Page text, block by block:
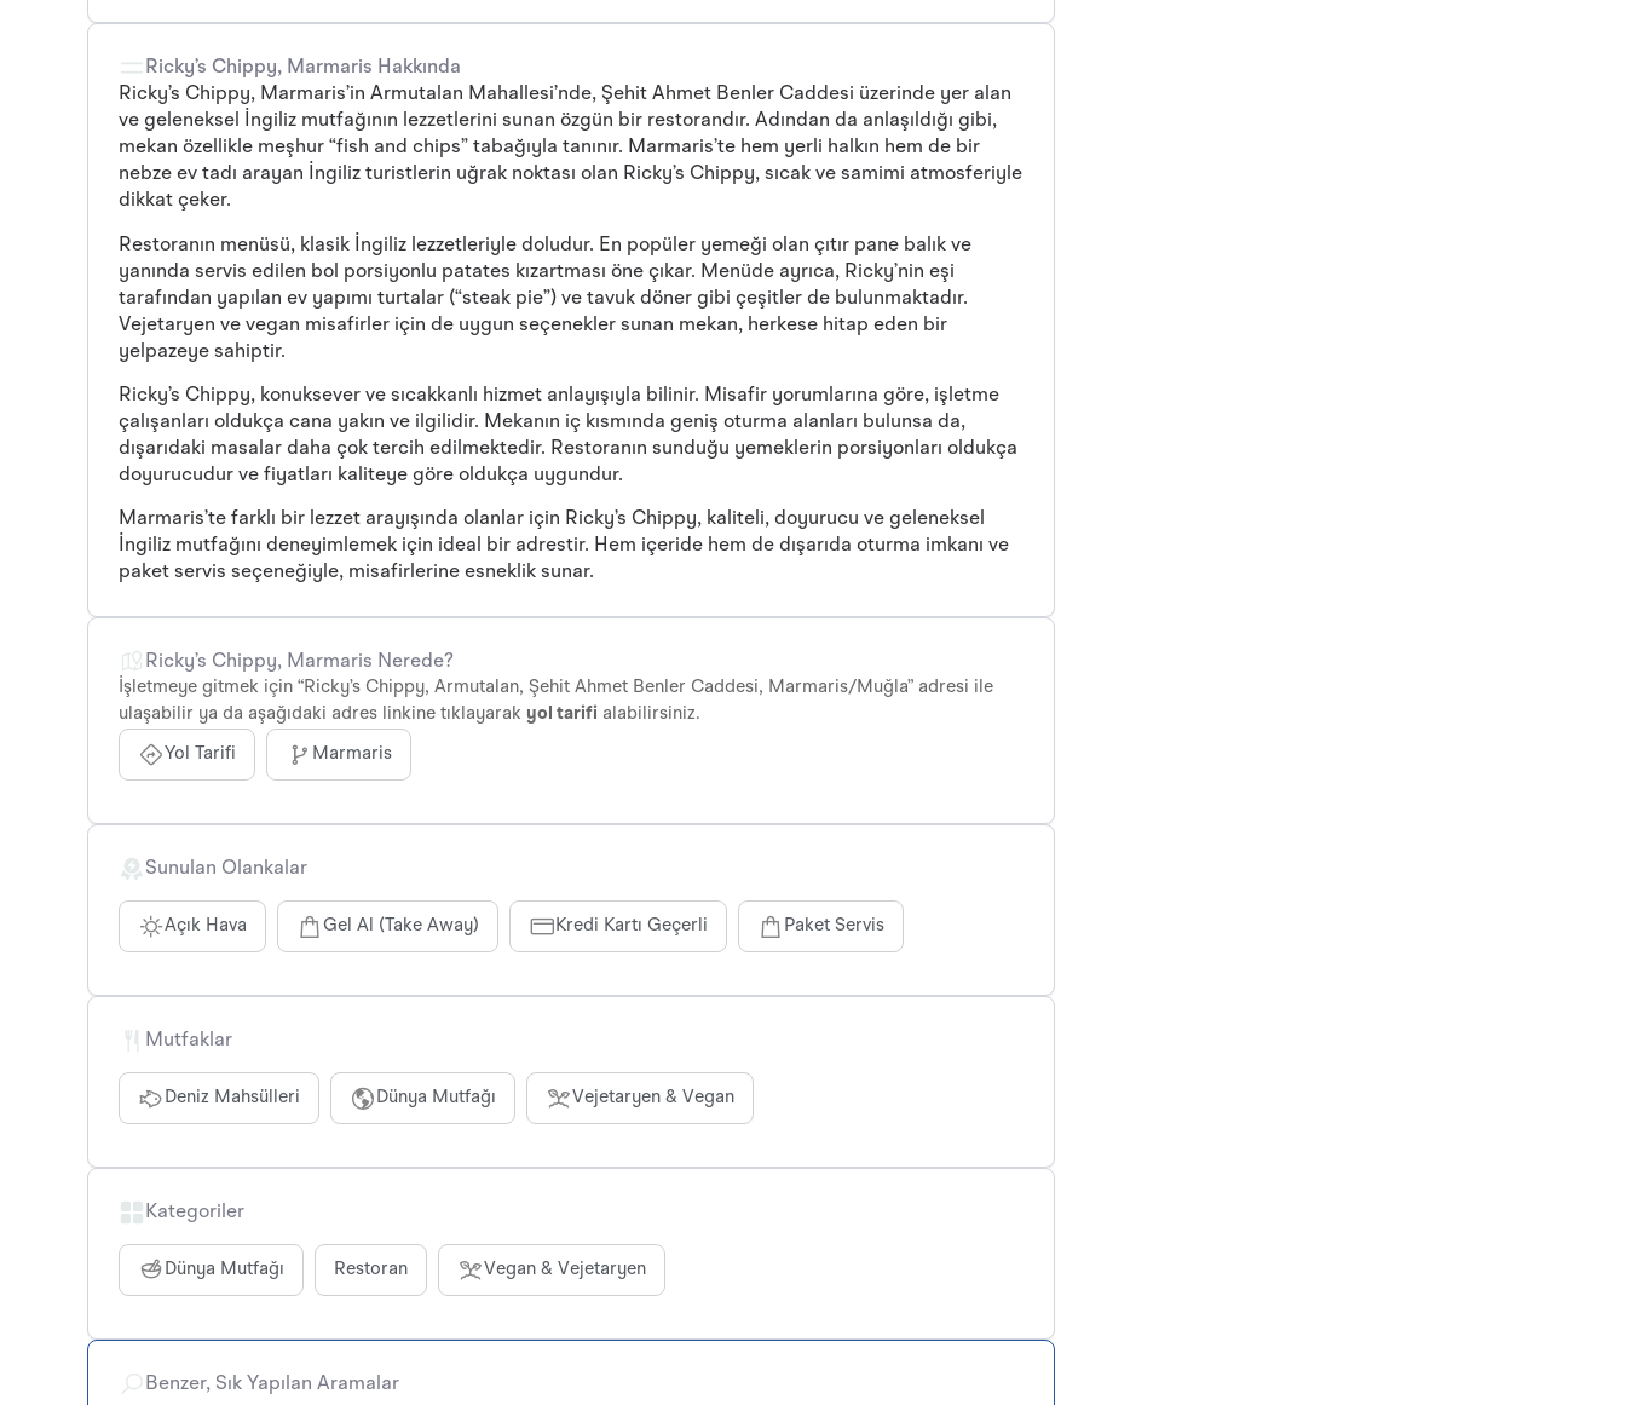
Ricky’s Chippy, Marmaris Hakkında
Ricky’s Chippy, Marmaris’in Armutalan Mahallesi’nde, Şehit Ahmet Benler Caddesi üzerinde yer alan
ve geleneksel İngiliz mutfağının lezzetlerini sunan özgün bir restorandır. Adından da anlaşıldığı gibi,
mekan özellikle meşhur “fish and chips” tabağıyla tanınır. Marmaris’te hem yerli halkın hem de bir
nebze ev tadı arayan İngiliz turistlerin uğrak noktası olan Ricky’s Chippy, sıcak ve samimi atmosferiyle
dikkat çeker.
Restoranın menüsü, klasik İngiliz lezzetleriyle doludur. En popüler yemeği olan çıtır pane balık ve
yanında servis edilen bol porsiyonlu patates kızartması öne çıkar. Menüde ayrıca, Ricky’nin eşi
tarafından yapılan ev yapımı turtalar (“steak pie”) ve tavuk döner gibi çeşitler de bulunmaktadır.
Vejetaryen ve vegan misafirler için de uygun seçenekler sunan mekan, herkese hitap eden bir
yelpazeye sahiptir.
Ricky’s Chippy, konuksever ve sıcakkanlı hizmet anlayışıyla bilinir. Misafir yorumlarına göre, işletme
çalışanları oldukça cana yakın ve ilgilidir. Mekanın iç kısmında geniş oturma alanları bulunsa da,
dışarıdaki masalar daha çok tercih edilmektedir. Restoranın sunduğu yemeklerin porsiyonları oldukça
doyurucudur ve fiyatları kaliteye göre oldukça uygundur.
Marmaris’te farklı bir lezzet arayışında olanlar için Ricky’s Chippy, kaliteli, doyurucu ve geleneksel
İngiliz mutfağını deneyimlemek için ideal bir adrestir. Hem içeride hem de dışarıda oturma imkanı ve
paket servis seçeneğiyle, misafirlerine esneklik sunar.
Ricky’s Chippy, Marmaris Nerede?
İşletmeye gitmek için “Ricky’s Chippy, Armutalan, Şehit Ahmet Benler Caddesi, Marmaris/Muğla” adresi ile
ulaşabilir ya da aşağıdaki adres linkine tıklayarak yol tarifi alabilirsiniz.
Yol Tarifi Marmaris
Sunulan Olankalar
Açık Hava Gel Al (Take Away) Kredi Kartı Geçerli Paket Servis
Mutfaklar
Deniz Mahsülleri Dünya Mutfağı Vejetaryen & Vegan
Kategoriler
Dünya Mutfağı Restoran Vegan & Vejetaryen
Benzer, Sık Yapılan Aramalar